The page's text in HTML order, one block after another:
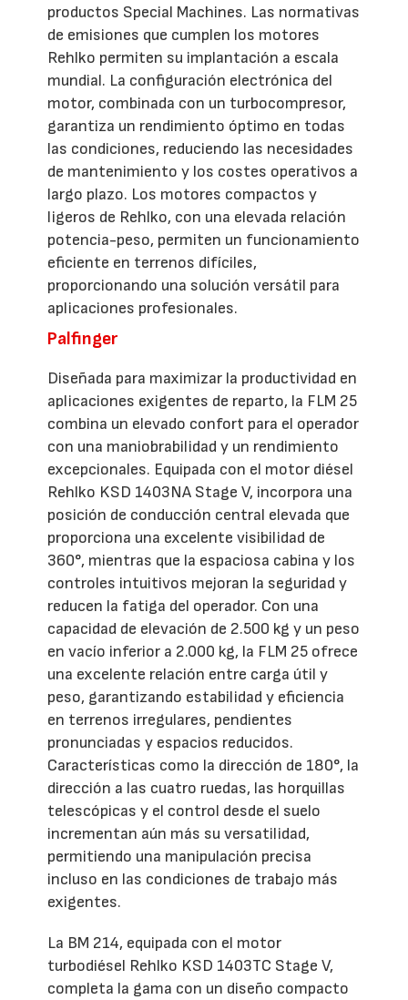
productos Special Machines. Las normativas
de emisiones que cumplen los motores
Rehlko permiten su implantación a escala
mundial. La configuración electrónica del
motor, combinada con un turbocompresor,
garantiza un rendimiento óptimo en todas
las condiciones, reduciendo las necesidades
de mantenimiento y los costes operativos a
largo plazo. Los motores compactos y
ligeros de Rehlko, con una elevada relación
potencia-peso, permiten un funcionamiento
eficiente en terrenos difíciles,
proporcionando una solución versátil para
aplicaciones profesionales.
Palfinger
Diseñada para maximizar la productividad en
aplicaciones exigentes de reparto, la FLM 25
combina un elevado confort para el operador
con una maniobrabilidad y un rendimiento
excepcionales. Equipada con el motor diésel
Rehlko KSD 1403NA Stage V, incorpora una
posición de conducción central elevada que
proporciona una excelente visibilidad de
360°, mientras que la espaciosa cabina y los
controles intuitivos mejoran la seguridad y
reducen la fatiga del operador. Con una
capacidad de elevación de 2.500 kg y un peso
en vacío inferior a 2.000 kg, la FLM 25 ofrece
una excelente relación entre carga útil y
peso, garantizando estabilidad y eficiencia
en terrenos irregulares, pendientes
pronunciadas y espacios reducidos.
Características como la dirección de 180°, la
dirección a las cuatro ruedas, las horquillas
telescópicas y el control desde el suelo
incrementan aún más su versatilidad,
permitiendo una manipulación precisa
incluso en las condiciones de trabajo más
exigentes.
La BM 214, equipada con el motor
turbodiésel Rehlko KSD 1403TC Stage V,
completa la gama con un diseño compacto